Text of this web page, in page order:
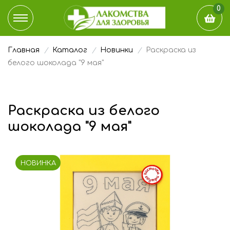
0
КАТАЛОГ
НАШ БЛОГ
ЭТО ИНТЕРЕСНО
Главная Каталог Новинки
Раскраска из
белого шоколада "9 мая"
Раскраска из белого
шоколада "9 мая"
НОВИНКА